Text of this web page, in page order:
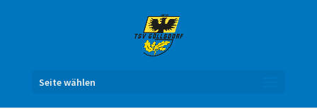
Seite wählen